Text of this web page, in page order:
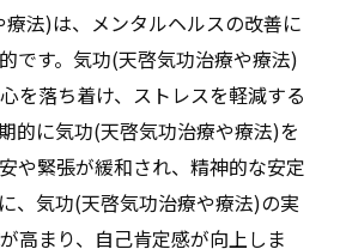
法)は、メンタルヘルスの改善に
です。気功(天啓気功治療や療法)
を落ち着け、ストレスを軽減する
的に気功(天啓気功治療や療法)を
や緊張が緩和され、精神的な安定
、気功(天啓気功治療や療法)の実
高まり、自己肯定感が向上しま